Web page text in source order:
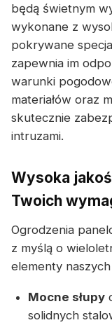
będą świetnym
wykonane z
pokrywane
zapewnia im
warunki
materiałów oraz
skutecznie
intruzami.
Wysoka
Twoich
Ogrodzenia
z myślą o
elementy
Mocne słupy
solidnych